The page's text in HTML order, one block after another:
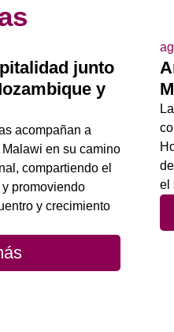
junto
y
acompañan a
en su camino
compartiendo el
promoviendo
y crecimiento
el